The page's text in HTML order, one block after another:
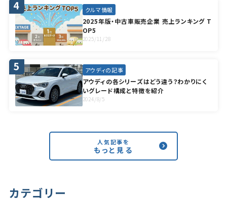
クルマ情報
2025年版・中古車販売企業 売上ランキング T
OP5
2025/11/28
アウディの記事
アウディの各シリーズはどう違う？わかりにく
いグレード構成と特徴を紹介
2024/8/5
人気記事を
もっと見る
カテゴリー